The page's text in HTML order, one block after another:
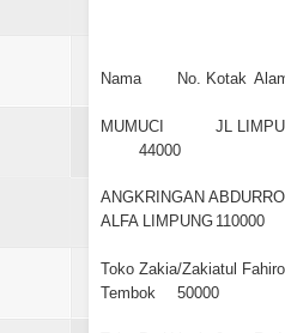
Nama No. Kotak
MUMUCI
JL
44000
ANGKRINGAN
ALFA LIMPUNG 110000
Toko Zakia/Zakiatul
Tembok
50000